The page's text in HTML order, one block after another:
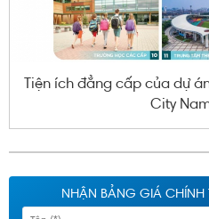
Tiện ích đẳng cấp của dự
City
NHẬN BẢNG GIÁ CHÍNH